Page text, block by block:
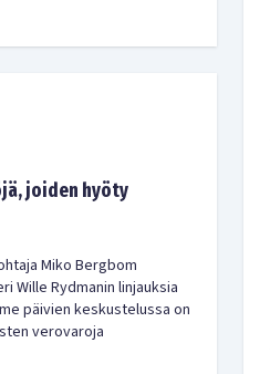
joiden hyöty
Miko Bergbom
Wille Rydmanin linjauksia
päivien keskustelussa on
verovaroja